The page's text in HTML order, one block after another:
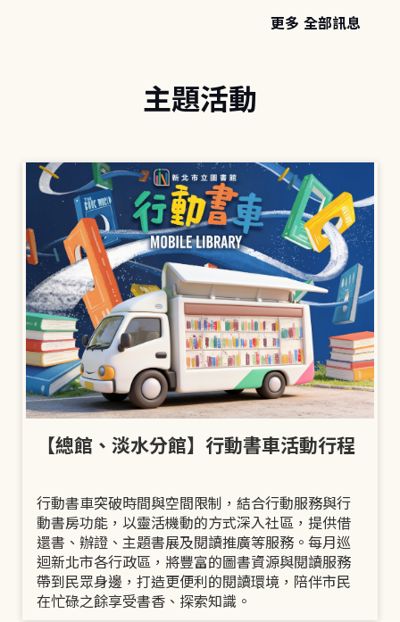
更多 全部訊息
主題活動
【總館、淡水分館】行動書車活動行程
行動書車突破時間與空間限制，結合行動服務與行
動書房功能，以靈活機動的方式深入社區，提供借
還書、辦證、主題書展及閱讀推廣等服務。每月巡
迴新北市各行政區，將豐富的圖書資源與閱讀服務
帶到民眾身邊，打造更便利的閱讀環境，陪伴市民
在忙碌之餘享受書香、探索知識。